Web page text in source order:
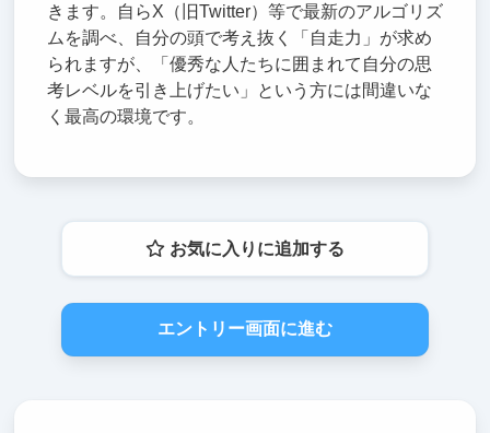
きます。自らX（旧Twitter）等で最新のアルゴリズ
ムを調べ、自分の頭で考え抜く「自走力」が求め
られますが、「優秀な人たちに囲まれて自分の思
考レベルを引き上げたい」という方には間違いな
く最高の環境です。
お気に入りに追加する
エントリー画面に進む